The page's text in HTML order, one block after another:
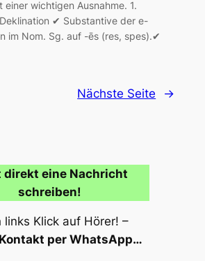
einer wichtigen Ausnahme. 1.
✔ Substantive der e-
im Nom. Sg. auf -ēs (res, spes).✔
Nächste Seite →
direkt eine Nachricht
schreiben!
links Klick auf Hörer! –
per WhatsApp…